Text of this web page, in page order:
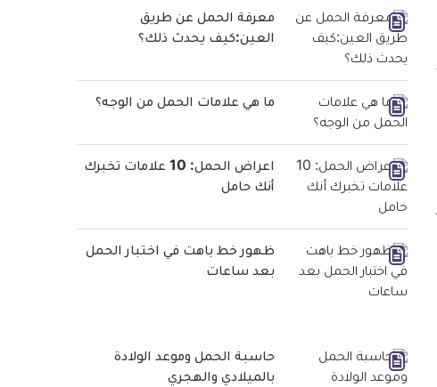
معرفة الحمل عن طريق
العين:كيف يحدث ذلك؟
ما هي علامات الحمل من الوجه؟
اعراض الحمل: 10 علامات تخبرك
أنك حامل
ظهور خط باهت في اختبار الحمل
بعد ساعات
حاسبة الحمل وموعد الولادة
بالميلادي والهجري